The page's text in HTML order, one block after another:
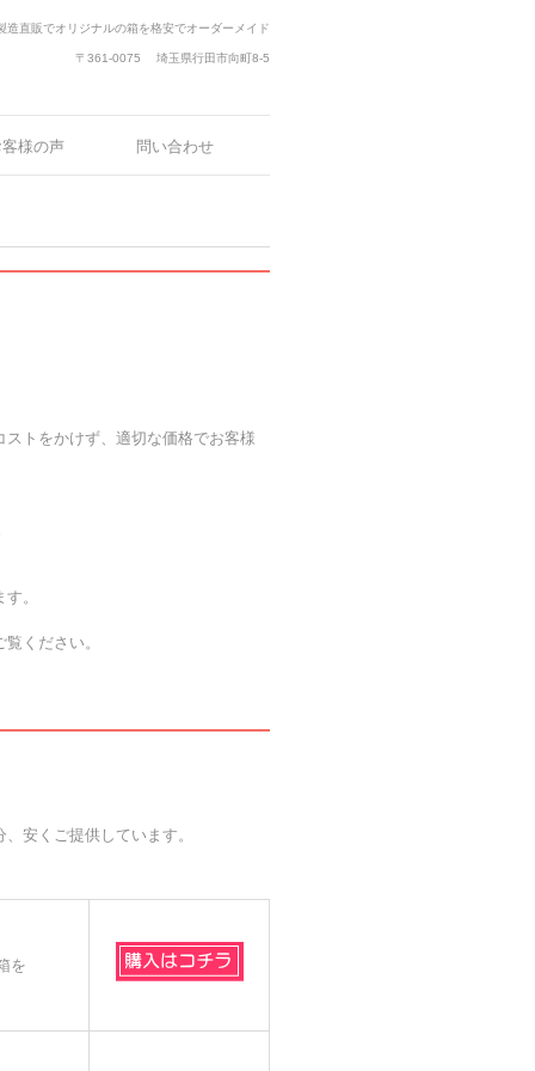
造直販でオリジナルの箱を格安でオーダーメイド
〒361-0075 埼玉県行田市向町8-5
様の声 問い合わせ
トをかけず、適切な価格でお客様
。
ください。
安くご提供しています。
を